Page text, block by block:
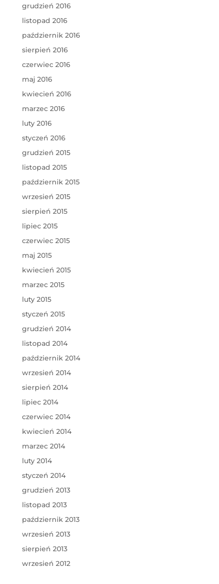
grudzień 2016
listopad 2016
październik 2016
sierpień 2016
czerwiec 2016
maj 2016
kwiecień 2016
marzec 2016
luty 2016
styczeń 2016
grudzień 2015
listopad 2015
październik 2015
wrzesień 2015
sierpień 2015
lipiec 2015
czerwiec 2015
maj 2015
kwiecień 2015
marzec 2015
luty 2015
styczeń 2015
grudzień 2014
listopad 2014
październik 2014
wrzesień 2014
sierpień 2014
lipiec 2014
czerwiec 2014
kwiecień 2014
marzec 2014
luty 2014
styczeń 2014
grudzień 2013
listopad 2013
październik 2013
wrzesień 2013
sierpień 2013
wrzesień 2012